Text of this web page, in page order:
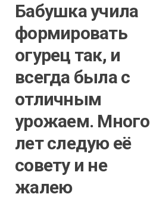
Бабушка учила
формировать
огурец так, и
всегда была с
отличным
урожаем. Много
лет следую её
совету и не
жалею